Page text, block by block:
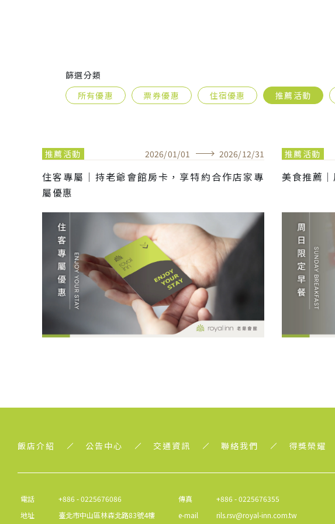
篩選分類
所有優惠
票券優惠 住宿優惠 推薦活動
推薦活動 2026/01/01 2026/12/31
住客專屬｜持老爺會館房卡，享特約合作店家專
屬優惠
推薦活動
美食推薦
飯店介紹 公告中心 交通資訊 聯絡我們 得獎榮耀
電話
+886 - 0225676086
地址
臺北市中山區林森北路83號4樓
傳真
+886 - 0225676355
e-mail
rils.rsv@royal-inn.com.tw